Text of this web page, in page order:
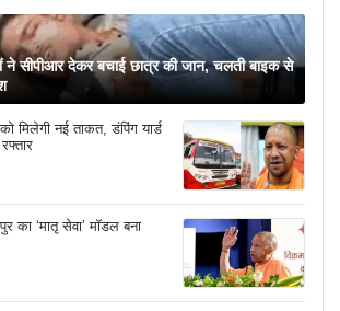
ने सीपीआर देकर बचाई छात्र की जान, चलती बाइक से
मिलेगी नई ताकत, डंपिंग यार्ड
का ‘मातृ सेवा’ मॉडल बना